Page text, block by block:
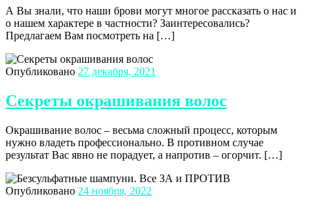
А Вы знали, что наши брови могут многое рассказать о нас и
о нашем характере в частности? Заинтересовались?
Предлагаем Вам посмотреть на […]
Опубликовано 27 декабря, 2021
Секреты окрашивания волос
Окрашивание волос – весьма сложный процесс, которым
нужно владеть профессионально. В противном случае
результат Вас явно не порадует, а напротив – огорчит. […]
Опубликовано 24 ноября, 2022